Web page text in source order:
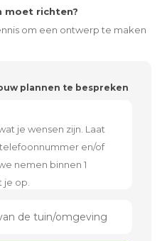
moet richten?
om een ontwerp te maken
plannen te bespreken
de tuin/omgeving